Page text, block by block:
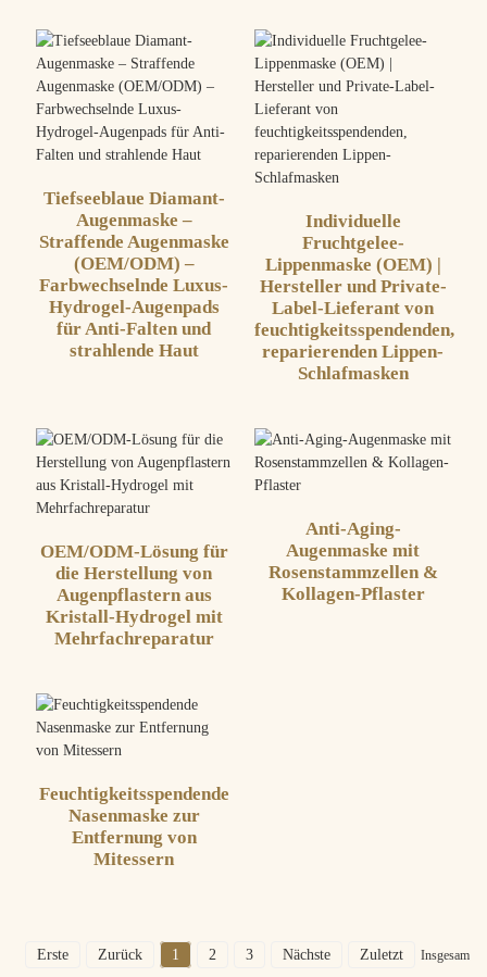
Tiefseeblaue Diamant-
Augenmaske –
Straffende Augenmaske
(OEM/ODM) –
Farbwechselnde Luxus-
Hydrogel-Augenpads
für Anti-Falten und
strahlende Haut
Individuelle
Fruchtgelee-
Lippenmaske (OEM) |
Hersteller und Private-
Label-Lieferant von
feuchtigkeitsspendenden,
reparierenden Lippen-
Schlafmasken
OEM/ODM-Lösung für
die Herstellung von
Augenpflastern aus
Kristall-Hydrogel mit
Mehrfachreparatur
Anti-Aging-
Augenmaske mit
Rosenstammzellen &
Kollagen-Pflaster
Feuchtigkeitsspendende
Nasenmaske zur
Entfernung von
Mitessern
Erste Zurück 1 2 3 Nächste Zuletzt
Insgesamt